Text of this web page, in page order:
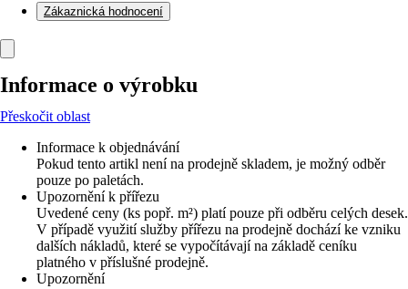
Zákaznická hodnocení
Informace o výrobku
Přeskočit oblast
Informace k objednávání
Pokud tento artikl není na prodejně skladem, je možný odběr
pouze po paletách.
Upozornění k přířezu
Uvedené ceny (ks popř. m²) platí pouze při odběru celých desek.
V případě využití služby přířezu na prodejně dochází ke vzniku
dalších nákladů, které se vypočítávají na základě ceníku
platného v příslušné prodejně.
Upozornění